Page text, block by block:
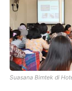
Suasana Bimtek di